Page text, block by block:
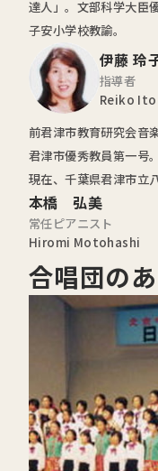
達人」。文部科学大臣
子安小学校教諭。
伊藤 玲
指導者
Reiko Ito
前君津市教育研究会音
君津市優秀教員第一号。
現在、千葉県君津市立
本橋 弘美
常任ピアニスト
Hiromi Motohashi
合唱団の